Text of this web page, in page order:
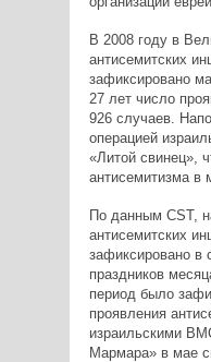
В 2008 году в
антисемитских
зафиксировано
27 лет число
926 случаев.
операцией
«Литой свинец»,
антисемитизма в
По данным CST,
антисемитских
зафиксировано в
праздников
период было
проявления
израильскими
Мармара» в мае